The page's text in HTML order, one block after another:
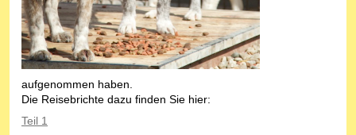
aufgenommen haben.
Die Reisebrichte dazu finden Sie hier:
Teil 1